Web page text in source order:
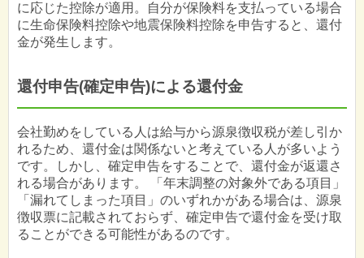
に応じた控除が適用。自分が保険料を支払っている場合
に生命保険料控除や地震保険料控除を申告すると、還付
金が発生します。
還付申告(確定申告)による還付金
会社勤めをしている人は給与から源泉徴収税が差し引か
れるため、還付金は関係ないと考えている人が多いよう
です。しかし、確定申告をすることで、還付金が返還さ
れる場合があります。 「年末調整の対象外である項目」
「漏れてしまった項目」のいずれかがある場合は、源泉
徴収票に記載されておらず、確定申告で還付金を受け取
ることができる可能性があるのです。